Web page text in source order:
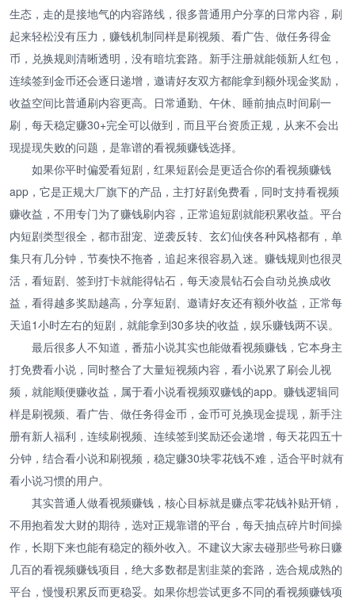
生态，走的是接地气的内容路线，很多普通用户分享的日常内容，刷
起来轻松没有压力，赚钱机制同样是刷视频、看广告、做任务得金
币，兑换规则清晰透明，没有暗坑套路。新手注册就能领新人红包，
连续签到金币还会逐日递增，邀请好友双方都能拿到额外现金奖励，
收益空间比普通刷内容更高。日常通勤、午休、睡前抽点时间刷一
刷，每天稳定赚30+完全可以做到，而且平台资质正规，从来不会出
现提现失败的问题，是靠谱的看视频赚钱选择。
如果你平时偏爱看短剧，红果短剧会是更适合你的看视频赚钱
app，它是正规大厂旗下的产品，主打好剧免费看，同时支持看视频
赚收益，不用专门为了赚钱刷内容，正常追短剧就能积累收益。平台
内短剧类型很全，都市甜宠、逆袭反转、玄幻仙侠各种风格都有，单
集只有几分钟，节奏快不拖沓，追起来很容易入迷。赚钱规则也很灵
活，看短剧、签到打卡就能得钻石，每天凌晨钻石会自动兑换成收
益，看得越多奖励越高，分享短剧、邀请好友还有额外收益，正常每
天追1小时左右的短剧，就能拿到30多块的收益，娱乐赚钱两不误。
最后很多人不知道，番茄小说其实也能做看视频赚钱，它本身主
打免费看小说，同时整合了大量短视频内容，看小说累了刷会儿视
频，就能顺便赚收益，属于看小说看视频双赚钱的app。赚钱逻辑同
样是刷视频、看广告、做任务得金币，金币可兑换现金提现，新手注
册有新人福利，连续刷视频、连续签到奖励还会递增，每天花四五十
分钟，结合看小说和刷视频，稳定赚30块零花钱不难，适合平时就有
看小说习惯的用户。
其实普通人做看视频赚钱，核心目标就是赚点零花钱补贴开销，
不用抱着发大财的期待，选对正规靠谱的平台，每天抽点碎片时间操
作，长期下来也能有稳定的额外收入。不建议大家去碰那些号称日赚
几百的看视频赚钱项目，绝大多数都是割韭菜的套路，选合规成熟的
平台，慢慢积累反而更稳妥。如果你想尝试更多不同的看视频赚钱项